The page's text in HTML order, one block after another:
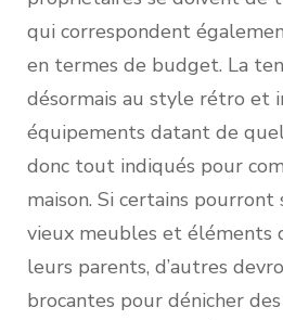
qui correspondent
en termes de budget. La
désormais au style rétro et
équipements datant de
donc tout indiqués pour
maison. Si certains
vieux meubles et éléments
leurs parents, d’autres
brocantes pour dénicher